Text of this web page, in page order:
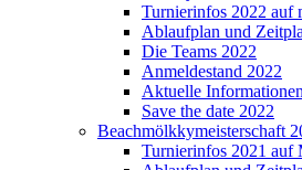
Turnierinfos 2022 auf
Ablaufplan und
Die Teams 2022
Anmeldestand 2022
Aktuelle
Save the date 2022
Beachmölkkymeisterschaft
Turnierinfos 2021 auf